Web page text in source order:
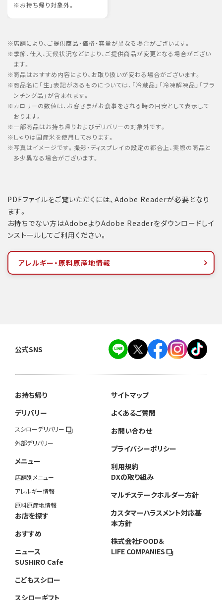
※お持ち帰り対象外。
店舗により、ご提供商品・価格・容量が異なる場合がございます。
季節、仕入、天候状況などにより、ご提供商品が変更となる場合がござい
ます。
商品はおすすめ内容により、お取り扱いが変わる場合がございます。
商品名に「生」表記があるものについては、「冷蔵品」「冷凍解凍品」「ブラ
ンチング品」が含まれます。
カロリーの数値は、お客さまがお食事をされる時の目安として表示して
おります。
一部商品はお持ち帰りおよびデリバリーの対象外です。
しゃりは国産米を使用しております。
写真はイメージです。撮影・ディスプレイの設定の都合上、実際の商品と
多少異なる場合がございます。
PDFファイルをご覧いただくには、Adobe Readerが必要となり
ます。
お持ちでない方はAdobeよりAdobe Readerをダウンロードしイ
ンストールしてご利用ください。
アレルギー・原料原産地情報
公式SNS
お持ち帰り
デリバリー
スシローデリバリー
外部デリバリー
メニュー
店舗別メニュー
アレルギー情報
原料原産地情報
お店を探す
おすすめ
ニュース
SUSHIRO Cafe
こどもスシロー
スシローギフト
サイトマップ
よくあるご質問
お問い合わせ
プライバシーポリシー
利用規約
DXの取り組み
マルチステークホルダー方針
カスタマーハラスメント対応基
本方針
株式会社FOOD＆
LIFE COMPANIES